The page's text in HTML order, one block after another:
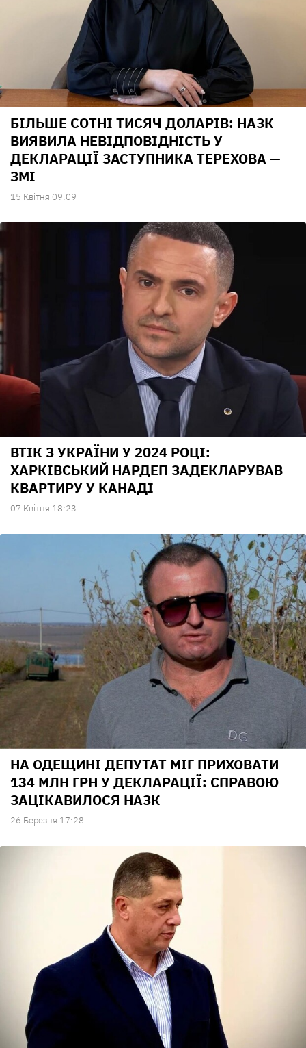
БІЛЬШЕ СОТНІ ТИСЯЧ ДОЛАРІВ: НАЗК
ВИЯВИЛА НЕВІДПОВІДНІСТЬ У
ДЕКЛАРАЦІЇ ЗАСТУПНИКА ТЕРЕХОВА —
ЗМІ
15 Квiтня 09:09
ВТІК З УКРАЇНИ У 2024 РОЦІ:
ХАРКІВСЬКИЙ НАРДЕП ЗАДЕКЛАРУВАВ
КВАРТИРУ У КАНАДІ
07 Квiтня 18:23
НА ОДЕЩИНІ ДЕПУТАТ МІГ ПРИХОВАТИ
134 МЛН ГРН У ДЕКЛАРАЦІЇ: СПРАВОЮ
ЗАЦІКАВИЛОСЯ НАЗК
26 Березня 17:28